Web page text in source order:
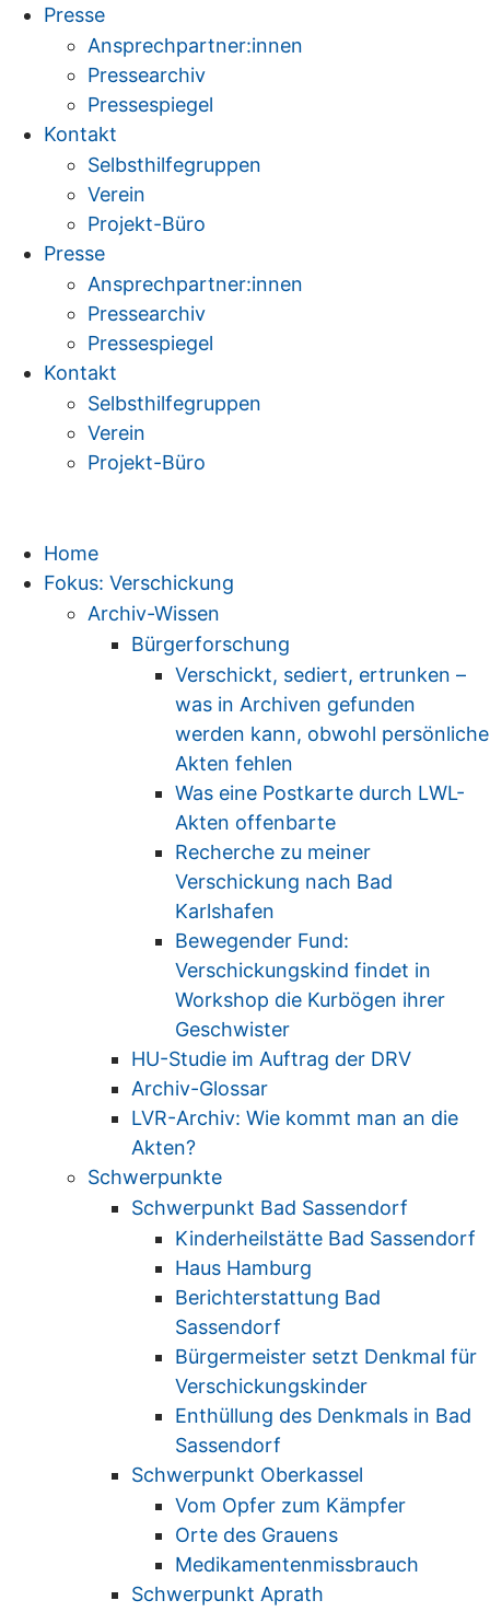
Zum
springen
Presse
Ansprechpartner:innen
Pressearchiv
Pressespiegel
Kontakt
Selbsthilfegruppen
Verein
Projekt-Büro
Presse
Ansprechpartner:innen
Pressearchiv
Pressespiegel
Kontakt
Selbsthilfegruppen
Verein
Projekt-Büro
Home
Fokus: Verschickung
Archiv-Wissen
Bürgerforschung
Verschickt, sediert, ertrunken –
was in Archiven gefunden
werden kann, obwohl persönliche
Akten fehlen
Was eine Postkarte durch LWL-
Akten offenbarte
Recherche zu meiner
Verschickung nach Bad
Karlshafen
Bewegender Fund:
Verschickungskind findet in
Workshop die Kurbögen ihrer
Geschwister
HU-Studie im Auftrag der DRV
Archiv-Glossar
LVR-Archiv: Wie kommt man an die
Akten?
Schwerpunkte
Schwerpunkt Bad Sassendorf
Kinderheilstätte Bad Sassendorf
Haus Hamburg
Berichterstattung Bad
Sassendorf
Bürgermeister setzt Denkmal für
Verschickungskinder
Enthüllung des Denkmals in Bad
Sassendorf
Schwerpunkt Oberkassel
Vom Opfer zum Kämpfer
Orte des Grauens
Medikamentenmissbrauch
Schwerpunkt Aprath